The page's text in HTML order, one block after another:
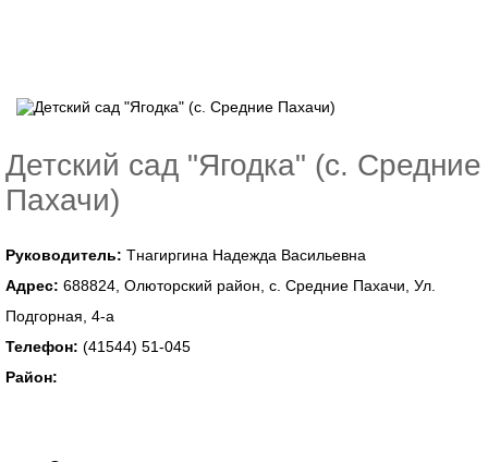
Детский сад "Ягодка" (с. Средние
Пахачи)
Руководитель: Тнагиргина Надежда Васильевна
Адрес: 688824, Олюторский район, с. Средние Пахачи, Ул.
Подгорная, 4-а
Телефон: (41544) 51-045
Район: